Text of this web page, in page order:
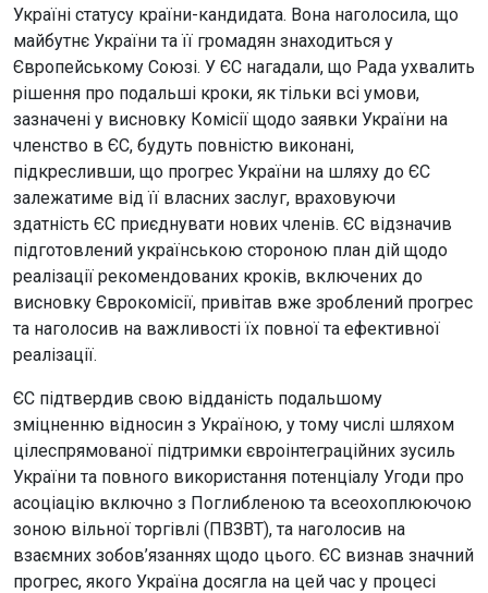
Україні статусу країни-кандидата. Вона наголосила, що
майбутнє України та її громадян знаходиться у
Європейському Союзі. У ЄС нагадали, що Рада ухвалить
рішення про подальші кроки, як тільки всі умови,
зазначені у висновку Комісії щодо заявки України на
членство в ЄС, будуть повністю виконані,
підкресливши, що прогрес України на шляху до ЄС
залежатиме від її власних заслуг, враховуючи
здатність ЄС приєднувати нових членів. ЄС відзначив
підготовлений українською стороною план дій щодо
реалізації рекомендованих кроків, включених до
висновку Єврокомісії, привітав вже зроблений прогрес
та наголосив на важливості їх повної та ефективної
реалізації.
ЄС підтвердив свою відданість подальшому
зміцненню відносин з Україною, у тому числі шляхом
цілеспрямованої підтримки євроінтеграційних зусиль
України та повного використання потенціалу Угоди про
асоціацію включно з Поглибленою та всеохоплюючою
зоною вільної торгівлі (ПВЗВТ), та наголосив на
взаємних зобов’язаннях щодо цього. ЄС визнав значний
прогрес, якого Україна досягла на цей час у процесі